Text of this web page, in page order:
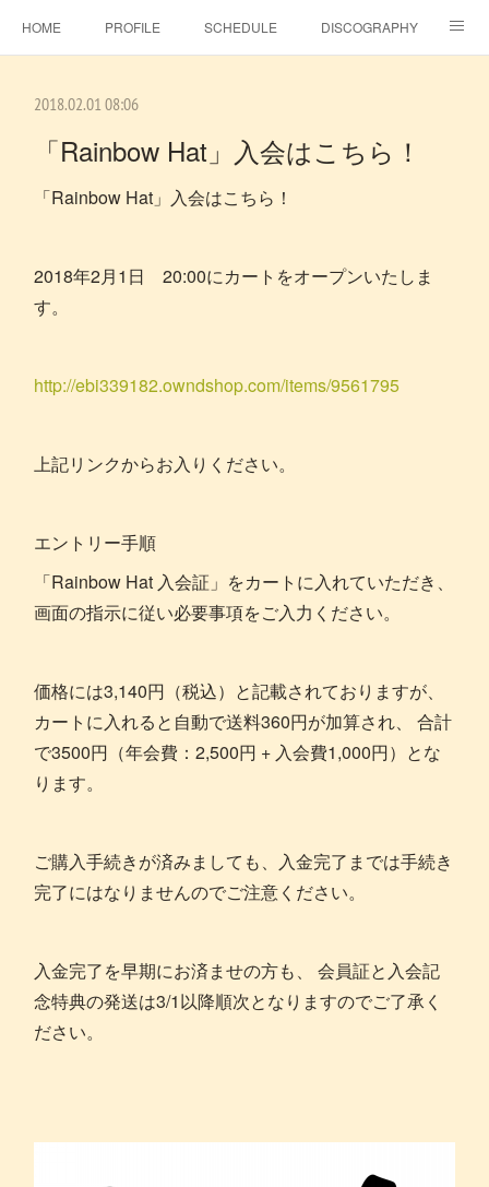
HOME PROFILE SCHEDULE DISCOGRAPHY
SE-NO EBINA EVENT HALL
2018.02.01 08:06
「Rainbow Hat」入会はこちら！
「Rainbow Hat」入会はこちら！
2018年2月1日 20:00にカートをオープンいたしま
す。
http://ebi339182.owndshop.com/items/9561795
上記リンクからお入りください。
エントリー手順
「Rainbow Hat 入会証」をカートに入れていただき、
画面の指示に従い必要事項をご入力ください。
価格には3,140円（税込）と記載されておりますが、
カートに入れると自動で送料360円が加算され、 合計
で3500円（年会費：2,500円 + 入会費1,000円）とな
ります。
ご購入手続きが済みましても、入金完了までは手続き
完了にはなりませんのでご注意ください。
入金完了を早期にお済ませの方も、 会員証と入会記
念特典の発送は3/1以降順次となりますのでご了承く
ださい。